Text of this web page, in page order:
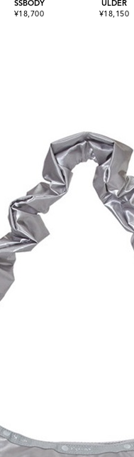
SSBODY
¥18,700
ULDER
¥18,150